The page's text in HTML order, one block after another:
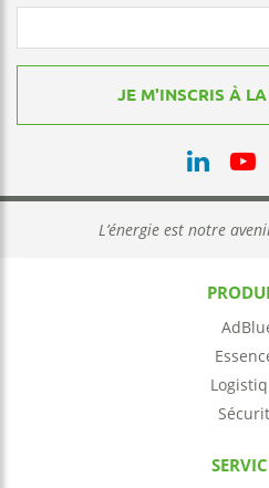
JE M'INSCRIS À LA
L’énergie est notre